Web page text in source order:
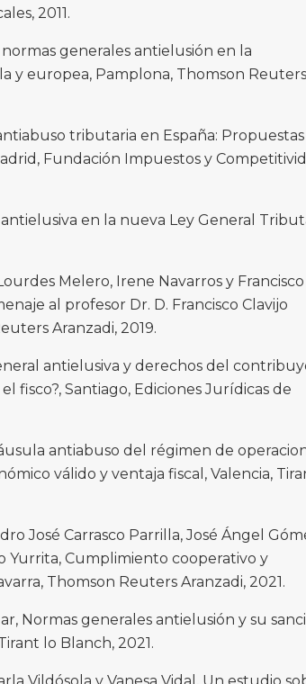
2011.
generales antielusión en la
y europea, Pamplona, Thomson Reuters
tributaria en España: Propuestas
Fundación Impuestos y
en la nueva Ley General
Melero, Irene Navarros y Francisco
al profesor Dr. D. Francisco Clavijo
Aranzadi, 2019.
antielusiva y derechos del
fisco?, Santiago, Ediciones Jurídicas de
antiabuso del régimen de
válido y ventaja fiscal, Valencia,
José Carrasco Parrilla, José Ángel
Yurrita, Cumplimiento cooperativo y
Thomson Reuters Aranzadi, 2021.
Normas generales antielusión y su
lo Blanch, 2021.